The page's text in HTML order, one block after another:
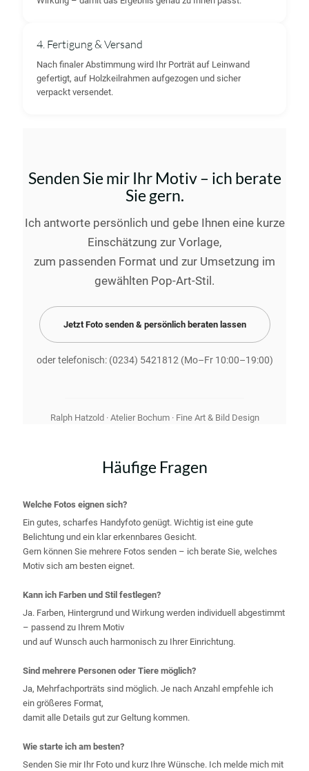
4. Fertigung & Versand
Nach finaler Abstimmung wird Ihr Porträt auf Leinwand
gefertigt, auf Holzkeilrahmen aufgezogen und sicher
verpackt versendet.
Senden Sie mir Ihr Motiv – ich berate
Sie gern.
Ich antworte persönlich und gebe Ihnen eine kurze
Einschätzung zur Vorlage,
zum passenden Format und zur Umsetzung im
gewählten Pop-Art-Stil.
Jetzt Foto senden & persönlich beraten lassen
oder telefonisch: (0234) 5421812(Mo–Fr 10:00–19:00)
Ralph Hatzold · Atelier Bochum · Fine Art & Bild Design
Häufige Fragen
Welche Fotos eignen sich?
Ein gutes, scharfes Handyfoto genügt. Wichtig ist eine gute
Belichtung und ein klar erkennbares Gesicht.
Gern können Sie mehrere Fotos senden – ich berate Sie, welches
Motiv sich am besten eignet.
Kann ich Farben und Stil festlegen?
Ja. Farben, Hintergrund und Wirkung werden individuell abgestimmt
– passend zu Ihrem Motiv
und auf Wunsch auch harmonisch zu Ihrer Einrichtung.
Sind mehrere Personen oder Tiere möglich?
Ja, Mehrfachporträts sind möglich. Je nach Anzahl empfehle ich
ein größeres Format,
damit alle Details gut zur Geltung kommen.
Wie starte ich am besten?
Senden Sie mir Ihr Foto und kurz Ihre Wünsche. Ich melde mich mit